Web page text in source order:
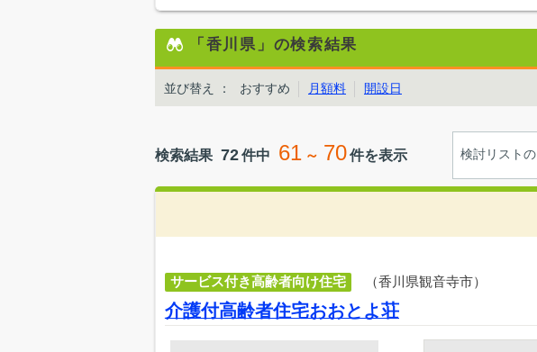
「香川県」の検索結果
並び替え ： おすすめ 月額料 開設日
検索結果 72件中 61 ～ 70件を表示 検討リストの
サービス付き高齢者向け住宅 （香川県観音寺市）
介護付高齢者住宅おおとよ荘